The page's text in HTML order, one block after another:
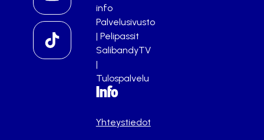
info
Palvelusivusto
| Pelipassit
SalibandyTV
|
Tulospalvelu
Info
Yhteystiedot